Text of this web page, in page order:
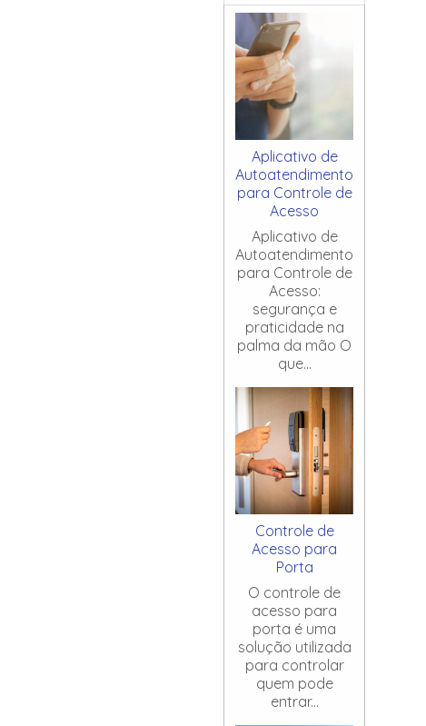
Aplicativo de
Autoatendimento
para Controle de
Acesso
Aplicativo de
Autoatendimento
para Controle de
Acesso:
segurança e
praticidade na
palma da mão O
que...
Controle de
Acesso para
Porta
O controle de
acesso para
porta é uma
solução utilizada
para controlar
quem pode
entrar...